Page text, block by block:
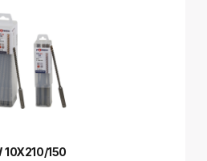
10X210/150